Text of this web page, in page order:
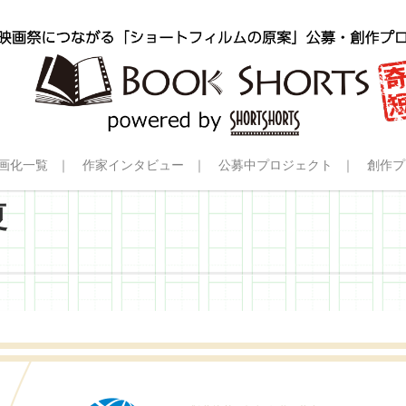
化一覧 作家インタビュー 公募中プロジェクト 創作